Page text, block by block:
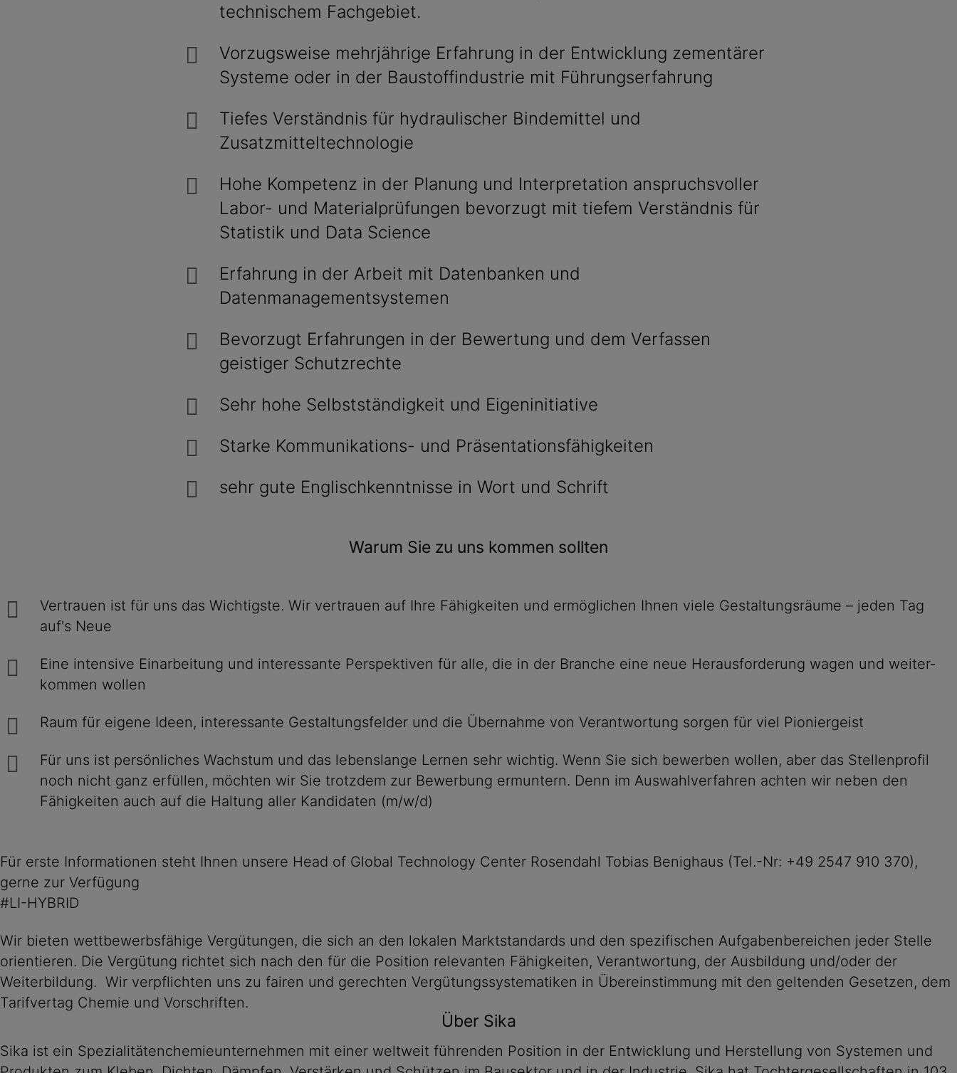
technischem Fachgebiet.
Vorzugsweise mehrjährige Erfahrung in der Entwicklung zementärer
Systeme oder in der Baustoffindustrie mit Führungserfahrung
Tiefes Verständnis für hydraulischer Bindemittel und
Zusatzmitteltechnologie
Hohe Kompetenz in der Planung und Interpretation anspruchsvoller
Labor- und Materialprüfungen bevorzugt mit tiefem Verständnis für
Statistik und Data Science
Erfahrung in der Arbeit mit Datenbanken und
Datenmanagementsystemen
Bevorzugt Erfahrungen in der Bewertung und dem Verfassen
geistiger Schutzrechte
Sehr hohe Selbstständigkeit und Eigeninitiative
Starke Kommunikations- und Präsentationsfähigkeiten
sehr gute Englischkenntnisse in Wort und Schrift
Warum Sie zu uns kommen sollten
Vertrauen ist für uns das Wichtigste. Wir ver­trauen auf Ihre Fähig­keiten und ermög­lichen Ihnen viele Gestaltungs­räume – jeden Tag
auf's Neue
Eine intensive Einarbei­tung und interes­sante Perspek­tiven für alle, die in der Branche eine neue Heraus­forderung wagen und weiter­
kommen wollen
Raum für eigene Ideen, inte­res­sante Ge­stal­tungs­felder und die Über­nahme von Ver­ant­wor­tung sorgen für viel Pionier­geist
Für uns ist persönliches Wachstum und das lebenslange Lernen sehr wichtig. Wenn Sie sich bewerben wollen, aber das Stellenprofil
noch nicht ganz erfüllen, möchten wir Sie trotzdem zur Bewerbung ermuntern. Denn im Auswahlverfahren achten wir neben den
Fähigkeiten auch auf die Haltung aller Kandidaten (m/w/d)
Für erste Informationen steht Ihnen unsere Head of Global Technology Center Rosendahl Tobias Benighaus (Tel.-Nr: +49 2547 910 370),
gerne zur Verfügung
#LI-HYBRID
Wir bieten wettbewerbsfähige Vergütungen, die sich an den lokalen Marktstandards und den spezifischen Aufgabenbereichen jeder Stelle
orientieren. Die Vergütung richtet sich nach den für die Position relevanten Fähigkeiten, Verantwortung, der Ausbildung und/oder der
Weiterbildung. Wir verpflichten uns zu fairen und gerechten Vergütungssystematiken in Übereinstimmung mit den geltenden Gesetzen, dem
Tarifvertag Chemie und Vorschriften.
Über Sika
Sika ist ein Spezialitätenchemieunternehmen mit einer weltweit führenden Position in der Entwicklung und Herstellung von Systemen und